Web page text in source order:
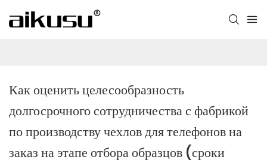
Как оценить целесообразность
долгосрочного сотрудничества с фабрикой
по производству чехлов для телефонов на
заказ на этапе отбора образцов (сроки